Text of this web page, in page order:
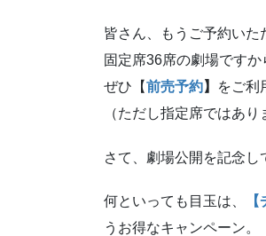
皆さん、もうご予約いた
固定席36席の劇場ですか
ぜひ【前売予約】
をご利
（ただし指定席ではあ
さて、劇場公開を記念し
何といっても目玉は、
うお得なキャンペーン。